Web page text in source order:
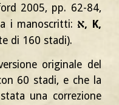
2005, pp. 62-84,
i manoscritti: א, K,
di 160 stadi).
originale del
60 stadi, e che la
una correzione